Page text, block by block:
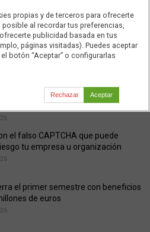
la sesión con subidas del 0,5%
con motivo del eclipse
el falso CAPTCHA que puede
tu empresa u organización
el primer semestre con beneficios
de euros
propias y de terceros para ofrecerte
posible al recordar tus preferencias,
publicidad basada en tus
páginas visitadas). Puedes aceptar
botón “Aceptar” o configurarlas
Rechazar Aceptar